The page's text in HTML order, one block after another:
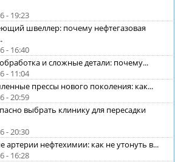
- 19:23
швеллер: почему нефтегазовая
- 16:40
и сложные детали: почему...
- 11:04
прессы нового поколения: как...
- 20:59
выбрать клинику для пересадки
- 20:30
артерии нефтехимии: как не утонуть в...
- 16:28